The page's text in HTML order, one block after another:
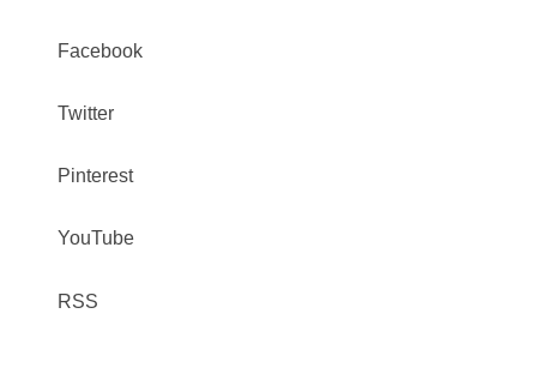
Facebook
Twitter
Pinterest
YouTube
RSS